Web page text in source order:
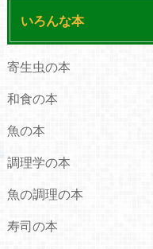
いろんな本
寄生虫の本
和食の本
魚の本
調理学の本
魚の調理の本
寿司の本